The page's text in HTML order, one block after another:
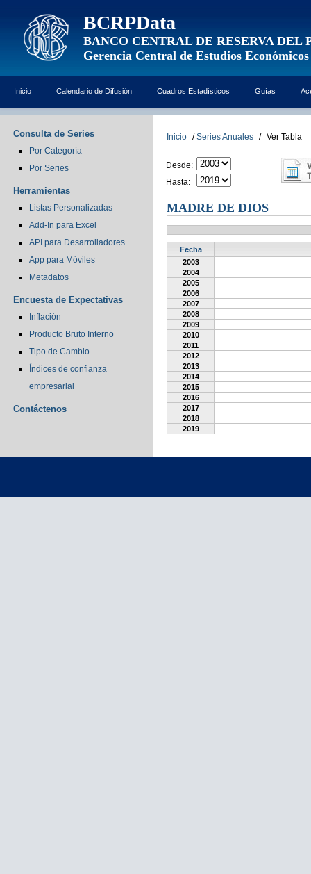
BCRPData
BANCO CENTRAL DE RESERVA DEL
Gerencia Central de Estudios Económicos
Inicio Calendario de Difusión Cuadros Estadísticos Guías
Consulta de Series
Por Categoría
Por Series
Herramientas
Listas Personalizadas
Add-In para Excel
API para Desarrolladores
App para Móviles
Metadatos
Encuesta de Expectativas
Inflación
Producto Bruto Interno
Tipo de Cambio
Índices de confianza
empresarial
Contáctenos
Inicio / Series Anuales / Ver Tabla
Desde:
Hasta:
MADRE DE DIOS
Fecha
2003
2004
2005
2006
2007
2008
2009
2010
2011
2012
2013
2014
2015
2016
2017
2018
2019